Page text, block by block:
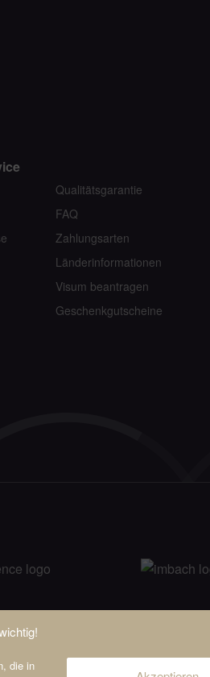
die in
Qualitätsgarantie
FAQ
Zahlungsarten
Länderinformationen
Visum beantragen
Geschenkgutscheine